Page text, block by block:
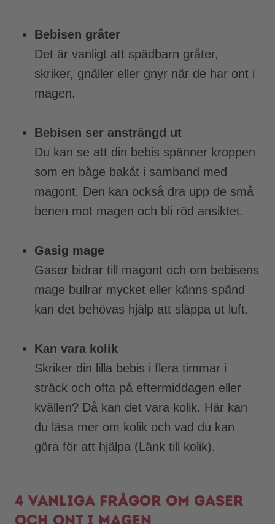
Bebisen gråter
Det är vanligt att spädbarn gråter,
skriker, gnäller eller gnyr när de har ont i
magen.
Bebisen ser ansträngd ut
Du kan se att din bebis spänner kroppen
som en båge bakåt i samband med
magont. Den kan också dra upp de små
benen mot magen och bli röd ansiktet.
Gasig mage
Gaser bidrar till magont och om bebisens
mage bullrar mycket eller känns spänd
kan det behövas hjälp att släppa ut luft.
Kan vara kolik
Skriker din lilla bebis i flera timmar i
sträck och ofta på eftermiddagen eller
kvällen? Då kan det vara kolik. Här kan
du läsa mer om kolik och vad du kan
göra för att hjälpa (Länk till kolik).
4 vanliga frågor om gaser
och ont i magen